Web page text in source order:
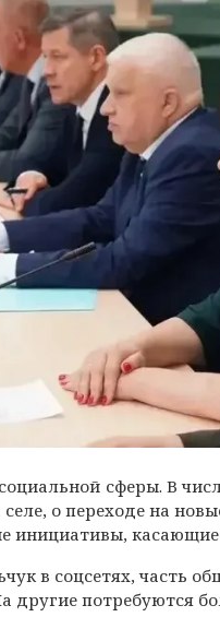
сферы. В
о переходе на
инициативы,
в соцсетях, часть
потребуются